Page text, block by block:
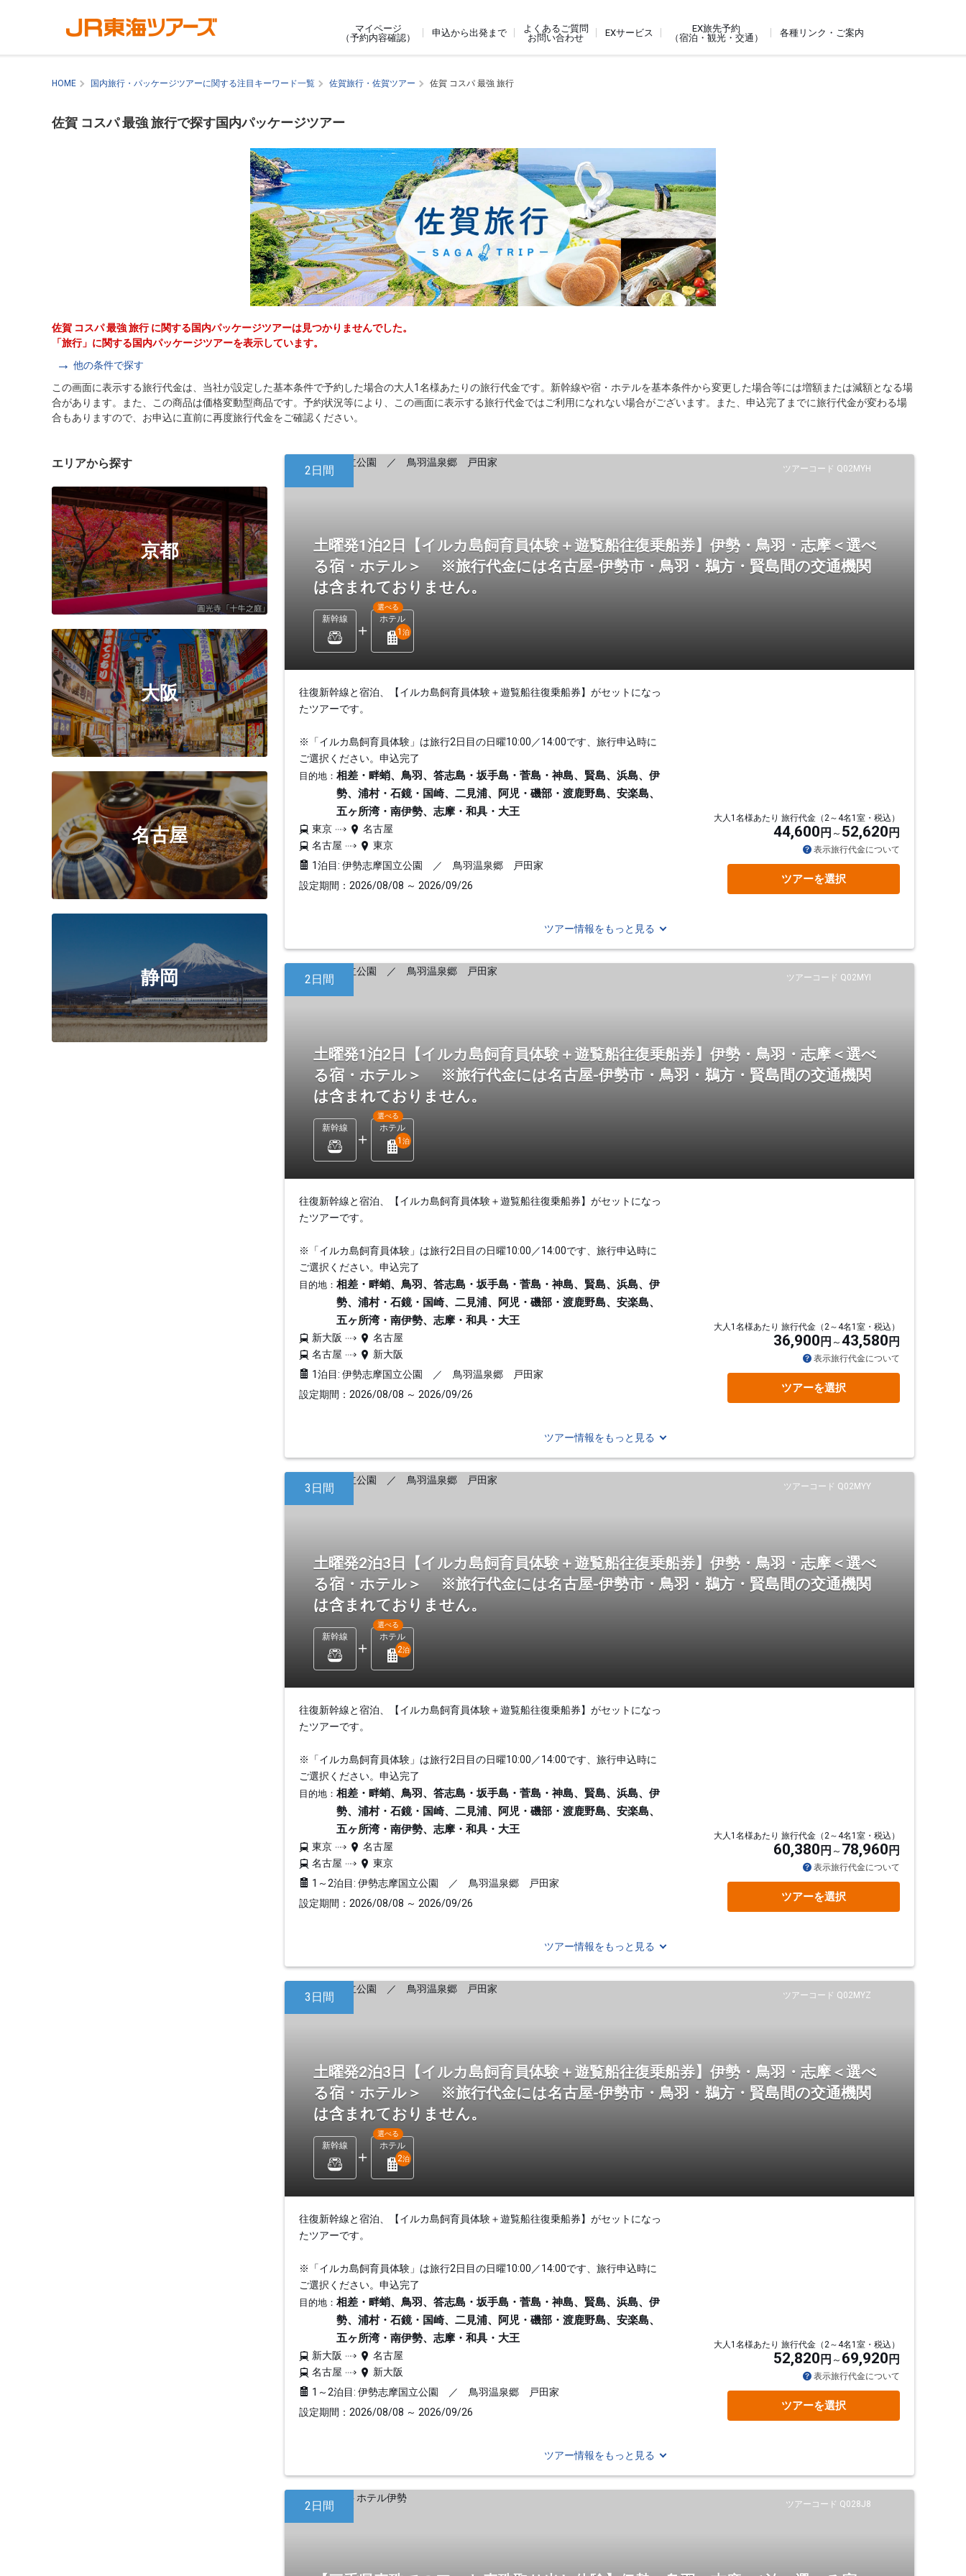
マイページ
（予約内容確認）
申込から出発まで
よくあるご質問
お問い合わせ
EXサービス
EX旅先予約
（宿泊・観光・交通）
各種リンク・ご案内
HOME 国内旅行・パッケージツアーに関する注目キーワード一覧 佐賀旅行・佐賀ツアー 佐賀 コスパ 最強 旅行
佐賀 コスパ 最強 旅行で探す国内パッケージツアー
佐賀 コスパ 最強 旅行 に関する国内パッケージツアーは見つかりませんでした。
「旅行」に関する国内パッケージツアーを表示しています。
他の条件で探す
この画面に表示する旅行代金は、当社が設定した基本条件で予約した場合の大人1名様あたりの旅行代金です。新幹線や宿・ホテルを基本条件から変更した場合等には増額または減額となる場
合があります。また、この商品は価格変動型商品です。予約状況等により、この画面に表示する旅行代金ではご利用になれない場合がございます。また、申込完了までに旅行代金が変わる場
合もありますので、お申込に直前に再度旅行代金をご確認ください。
エリアから探す
京都
大阪
名古屋
静岡
ツアーコード Q02MYH
2日間
土曜発1泊2日【イルカ島飼育員体験＋遊覧船往復乗船券】伊勢・鳥羽・志摩＜選べ
る宿・ホテル＞ ※旅行代金には名古屋-伊勢市・鳥羽・鵜方・賢島間の交通機関
は含まれておりません。
新幹線 ホテル
選べる
1 泊
往復新幹線と宿泊、【イルカ島飼育員体験＋遊覧船往復乗船券】がセットになっ
たツアーです。
※「イルカ島飼育員体験」は旅行2日目の日曜10:00／14:00です、旅行申込時に
ご選択ください。申込完了
目的地： 相差・畔蛸、鳥羽、答志島・坂手島・菅島・神島、賢島、浜島、伊
勢、浦村・石鏡・国崎、二見浦、阿児・磯部・渡鹿野島、安楽島、
五ヶ所湾・南伊勢、志摩・和具・大王
東京
名古屋
名古屋
東京
1泊目: 伊勢志摩国立公園 ／ 鳥羽温泉郷 戸田家
設定期間：2026/08/08 ～ 2026/09/26
大人1名様あたり 旅行代金（2～4名1室・税込）
44,600 円 52,620 円
表示旅行代金について
ツアーを選択
ツアー情報をもっと見る
ツアーコード Q02MYI
2日間
土曜発1泊2日【イルカ島飼育員体験＋遊覧船往復乗船券】伊勢・鳥羽・志摩＜選べ
る宿・ホテル＞ ※旅行代金には名古屋-伊勢市・鳥羽・鵜方・賢島間の交通機関
は含まれておりません。
新幹線 ホテル
選べる
1 泊
往復新幹線と宿泊、【イルカ島飼育員体験＋遊覧船往復乗船券】がセットになっ
たツアーです。
※「イルカ島飼育員体験」は旅行2日目の日曜10:00／14:00です、旅行申込時に
ご選択ください。申込完了
目的地： 相差・畔蛸、鳥羽、答志島・坂手島・菅島・神島、賢島、浜島、伊
勢、浦村・石鏡・国崎、二見浦、阿児・磯部・渡鹿野島、安楽島、
五ヶ所湾・南伊勢、志摩・和具・大王
新大阪
名古屋
名古屋
新大阪
1泊目: 伊勢志摩国立公園 ／ 鳥羽温泉郷 戸田家
設定期間：2026/08/08 ～ 2026/09/26
大人1名様あたり 旅行代金（2～4名1室・税込）
36,900 円 43,580 円
表示旅行代金について
ツアーを選択
ツアー情報をもっと見る
ツアーコード Q02MYY
3日間
土曜発2泊3日【イルカ島飼育員体験＋遊覧船往復乗船券】伊勢・鳥羽・志摩＜選べ
る宿・ホテル＞ ※旅行代金には名古屋-伊勢市・鳥羽・鵜方・賢島間の交通機関
は含まれておりません。
新幹線 ホテル
選べる
2泊
往復新幹線と宿泊、【イルカ島飼育員体験＋遊覧船往復乗船券】がセットになっ
たツアーです。
※「イルカ島飼育員体験」は旅行2日目の日曜10:00／14:00です、旅行申込時に
ご選択ください。申込完了
目的地： 相差・畔蛸、鳥羽、答志島・坂手島・菅島・神島、賢島、浜島、伊
勢、浦村・石鏡・国崎、二見浦、阿児・磯部・渡鹿野島、安楽島、
五ヶ所湾・南伊勢、志摩・和具・大王
東京
名古屋
名古屋
東京
1～2泊目: 伊勢志摩国立公園 ／ 鳥羽温泉郷 戸田家
設定期間：2026/08/08 ～ 2026/09/26
大人1名様あたり 旅行代金（2～4名1室・税込）
60,380 円 78,960 円
表示旅行代金について
ツアーを選択
ツアー情報をもっと見る
ツアーコード Q02MYZ
3日間
土曜発2泊3日【イルカ島飼育員体験＋遊覧船往復乗船券】伊勢・鳥羽・志摩＜選べ
る宿・ホテル＞ ※旅行代金には名古屋-伊勢市・鳥羽・鵜方・賢島間の交通機関
は含まれておりません。
新幹線 ホテル
選べる
2泊
往復新幹線と宿泊、【イルカ島飼育員体験＋遊覧船往復乗船券】がセットになっ
たツアーです。
※「イルカ島飼育員体験」は旅行2日目の日曜10:00／14:00です、旅行申込時に
ご選択ください。申込完了
目的地： 相差・畔蛸、鳥羽、答志島・坂手島・菅島・神島、賢島、浜島、伊
勢、浦村・石鏡・国崎、二見浦、阿児・磯部・渡鹿野島、安楽島、
五ヶ所湾・南伊勢、志摩・和具・大王
新大阪
名古屋
名古屋
新大阪
1～2泊目: 伊勢志摩国立公園 ／ 鳥羽温泉郷 戸田家
設定期間：2026/08/08 ～ 2026/09/26
大人1名様あたり 旅行代金（2～4名1室・税込）
52,820 円 69,920 円
表示旅行代金について
ツアーを選択
ツアー情報をもっと見る
ツアーコード Q028J8
2日間